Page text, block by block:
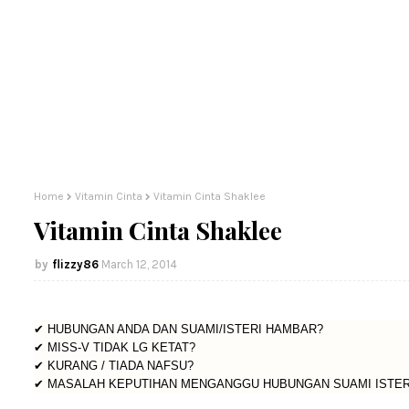
Home Vitamin Cinta Vitamin Cinta Shaklee
Vitamin Cinta Shaklee
flizzy86 March 12, 2014
✔ HUBUNGAN ANDA DAN SUAMI/ISTERI HAMBAR?
✔ MISS-V TIDAK LG KETAT?
✔ KURANG / TIADA NAFSU?
✔ MASALAH KEPUTIHAN MENGANGGU HUBUNGAN SUAMI